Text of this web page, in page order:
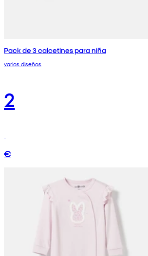
Pack de 3 calcetines para niña
varios diseños
2
€